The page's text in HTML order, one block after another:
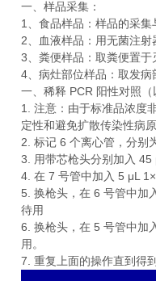
一、样品采集：
1 、食品样品：样品的采集
2、血液样品：用无菌注射
3、粪便样品：取粪便置于
4、病灶部位样品：取发病
一、稀释 PCR 阳性对照（
1. 注意：由于标准品浓度
定性和避免扩散传染性病
2. 标记 6 个离心管，分别
3. 用带芯枪头分别加入 45
4. 在 7 号管中加入 5 μL
5. 换枪头，在 6 号管中加
待用
6. 换枪头，在 5 号管中加
用。
7. 重复上面的操作直到得到